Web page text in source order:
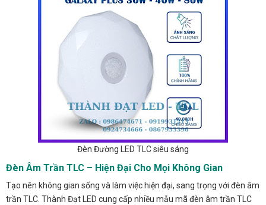
Đèn Đường LED TLC siêu sáng
Đèn Âm Trần TLC – Hiện Đại Cho Mọi Không Gian
Tạo nên không gian sống và làm việc hiện đại, sang trọng với đèn âm
trần TLC. Thành Đạt LED cung cấp nhiều mẫu mã đèn âm trần TLC